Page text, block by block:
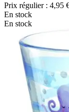
Prix régulier : 4,95
En stock
En stock